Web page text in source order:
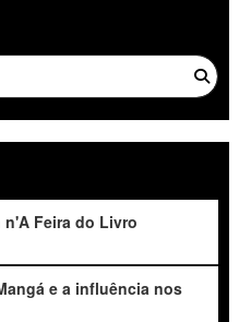
Feira do Livro
e a influência nos